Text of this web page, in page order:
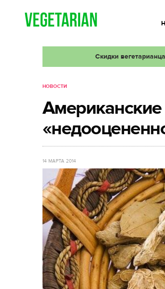
Скидки
НОВОСТИ
14 МАРТА 2014